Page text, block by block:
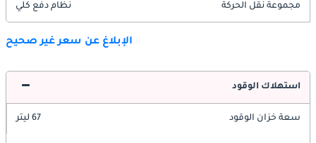
مجموعة نقل الحركة نظام دفع كلي
الإبلاغ عن سعر غير صحيح
استهلاك الوقود
سعة خزان الوقود 67 ليتر